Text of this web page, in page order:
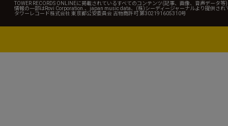
TOWER RECORDS ONLINEに掲載されているすべてのコンテンツ(記事、画像、音声データ
情報の一部はRovi Corporation.、japan music data、(株)シーディージャーナルより提供され
タワーレコード株式会社 東京都公安委員会 古物商許可 第302191605310号